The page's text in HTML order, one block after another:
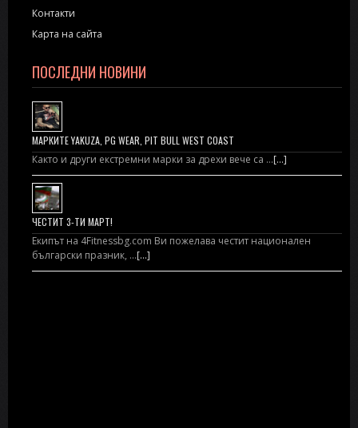
Контакти
Карта на сайта
ПОСЛЕДНИ НОВИНИ
МАРКИТЕ YAKUZA, PG WEAR, PIT BULL WEST COAST
Както и други екстремни марки за дрехи вече са …[...]
ЧЕСТИТ 3-ТИ МАРТ!
Екипът на 4Fitnessbg.com Ви пожелава честит национален
български празник, …[...]